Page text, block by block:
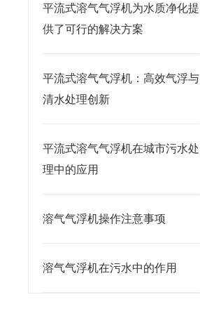
平流式溶气气浮机为水质净化提
供了可行的解决方案
平流式溶气气浮机：高效气浮与
清水处理创新
平流式溶气气浮机在城市污水处
理中的应用
溶气气浮机操作注意事项
溶气气浮机在污水中的作用